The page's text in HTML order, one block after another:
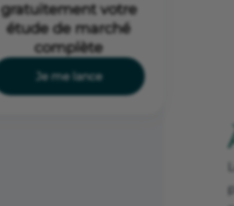
gratuitement votre
étude de marché
complète
Je me lance